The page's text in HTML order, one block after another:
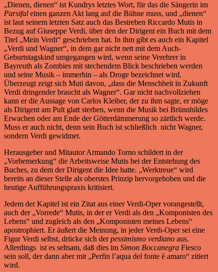
„Dienen, dienen“ ist Kundrys letztes Wort, für das die Sängerin im
Parsifal einen ganzen Akt lang auf die Bühne muss, und „dienen“
ist laut seinem letzten Satz auch das Bestreben Riccardo Mutis in
Bezug auf Giuseppe Verdi, über den der Dirigent ein Buch mit dem
Titel „Mein Verdi“ geschrieben hat. In ihm gibt es auch ein Kapitel
„Verdi und Wagner“, in dem gar nicht nett mit dem Auch-
Geburtstagskind umgegangen wird, wenn seine Verehrer in
Bayreuth als Zombies mit stechendem Blick beschrieben werden
und seine Musik – immerhin – als Droge bezeichnet wird.
Überzeugt zeigt sich Muti davon, „dass die Menschheit in Zukunft
Verdi dringender braucht als Wagner“. Gar nicht nachvollziehen
kann er die Aussage von Carlos Kleiber, der zu ihm sagte, er möge
als Dirigent am Pult glatt sterben, wenn die Musik bei Brünnhildes
Erwachen oder am Ende der Götterdämmerung so zärtlich werde.
Muss er auch nicht, denn sein Buch ist schließlich nicht Wagner,
sondern Verdi gewidmet.
Herausgeber und Mitautor Armando Torno schildert in der
„Vorbemerkung“ die Arbeitsweise Mutis bei der Entstehung des
Buches, zu dem der Dirigent die Idee hatte. „Werktreue“ wird
bereits an dieser Stelle als oberstes Prinzip hervorgehoben und die
heutige Aufführungspraxis kritisiert.
Jedem der Kapitel ist ein Zitat aus einer Verdi-Oper vorangestellt,
auch der „Vorrede“ Mutis, in der er Verdi als den „Komponisten des
Lebens“ und zugleich als den „Komponisten meines Lebens“
apostrophiert. Er äußert die Meinung, in jeder Verdi-Oper sei eine
Figur Verdi selbst, drücke sich derpessimismo verdiano aus.
Allerdings ist es seltsam, daß dies im Simon Boccanegra Fiesco
sein soll, der dann aber mit „Perfin l’aqua del fonte è amaro“ zitiert
wird.